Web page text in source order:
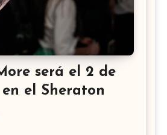
será el 2 de
el Sheraton